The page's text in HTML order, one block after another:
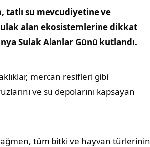
tatlı su mevcudiyetine ve
alan ekosistemlerine dikkat
Sulak Alanlar Günü kutlandı.
mercan resifleri gibi
ve su depolarını kapsayan
rağmen, tüm bitki ve hayvan türlerinin